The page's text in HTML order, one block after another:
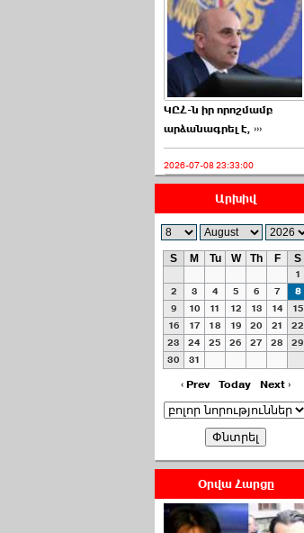
ԿԸՀ-ն իր որոշմամբ
արձանագրել է, ›››
2026-07-08 23:33:00
ՀԱՅԱՊԱՀՊԱՆՈՒԹԻՒՆ՝
ՀԱՒԱՏՔԻ ԵՒ
ԿՐԹՈՒԹԵԱՆ
ՃԱՆԱՊԱՐՀՈՎ ›››
2026-07-06 06:50:00
Ամենաշատը էսօրվանից
էի վախենում.Նիկոլայ
Արխիվ
S M Tu W Th F S
1
2
3 4 5 6 7
8
9
10 11 12 13 14
15
16
17 18 19 20 21
22
23
24 25 26 27 28
29
30
31
‹ Prev Today Next ›
Օրվա Հարցը